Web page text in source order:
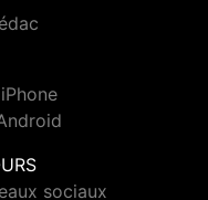
sociaux